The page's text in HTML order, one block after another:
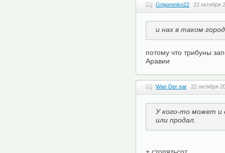
Grigorenko22 22 октября
и нах в таком
потому что трибуны
Аравии
Wan Der sar 22 октября
У кого-то может и
или продал.